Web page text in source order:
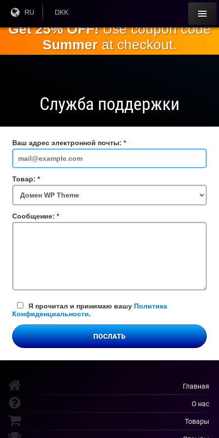
содержанию
Текущий
RU
Текущая
DKK
Get 25% OFF!Use coupon code
Summerat checkout.
Служба поддержки
Ваш адрес электронной почты:
поле
Товар:
поле
Сообщение:
поле
Я прочитал и принимаю вашу Политика
Конфиденциальности.
ПОСЛАТЬ
Главная
О нас
Товары